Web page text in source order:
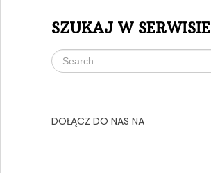
SZUKAJ W SERWISIE
DOŁĄCZ DO NAS NA